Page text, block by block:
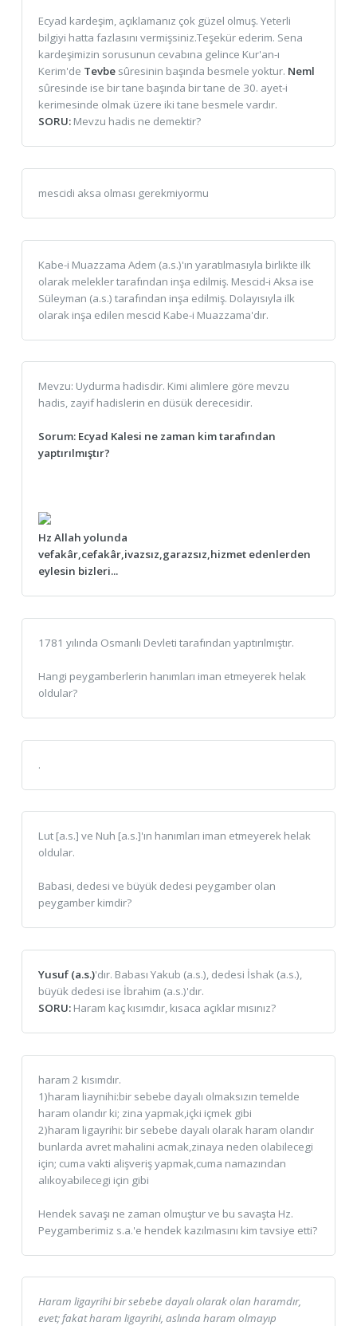
Ecyad kardeşim, açıklamanız çok güzel olmuş. Yeterli
bilgiyi hatta fazlasını vermişsiniz.Teşekür ederim. Sena
kardeşimizin sorusunun cevabına gelince Kur'an-ı
Kerim'de Tevbesûresinin başında besmele yoktur. Neml
sûresinde ise bir tane başında bir tane de 30. ayet-i
kerimesinde olmak üzere iki tane besmele vardır.
SORU:Mevzu hadis ne demektir?
mescidi aksa olması gerekmiyormu
Kabe-i Muazzama Adem (a.s.)'ın yaratılmasıyla birlikte ilk
olarak melekler tarafından inşa edilmiş. Mescid-i Aksa ise
Süleyman (a.s.) tarafından inşa edilmiş. Dolayısıyla ilk
olarak inşa edilen mescid Kabe-i Muazzama'dır.
Mevzu: Uydurma hadisdir. Kimi alimlere göre mevzu
hadis, zayif hadislerin en düsük derecesidir.
Sorum: Ecyad Kalesi ne zaman kim tarafından
yaptırılmıştır?
Hz Allah yolunda
vefakâr,cefakâr,ivazsız,garazsız,hizmet edenlerden
eylesin bizleri...
1781 yılında Osmanlı Devleti tarafından yaptırılmıştır.
Hangi peygamberlerin hanımları iman etmeyerek helak
oldular?
.
Lut [a.s.] ve Nuh [a.s.]'ın hanımları iman etmeyerek helak
oldular.
Babasi, dedesi ve büyük dedesi peygamber olan
peygamber kimdir?
Yusuf (a.s.)'dır. Babası Yakub (a.s.), dedesi İshak (a.s.),
büyük dedesi ise İbrahim (a.s.)'dır.
SORU:Haram kaç kısımdır, kısaca açıklar mısınız?
haram 2 kısımdır.
1)haram liaynihi:bir sebebe dayalı olmaksızın temelde
haram olandır ki; zina yapmak,içki içmek gibi
2)haram ligayrihi: bir sebebe dayalı olarak haram olandır
bunlarda avret mahalini acmak,zinaya neden olabilecegi
için; cuma vakti alişveriş yapmak,cuma namazından
alıkoyabilecegi için gibi
Hendek savaşı ne zaman olmuştur ve bu savaşta Hz.
Peygamberimiz s.a.'e hendek kazılmasını kim tavsiye etti?
Haram ligayrihi bir sebebe dayalı olarak olan haramdır,
evet; fakat haram ligayrihi, aslında haram olmayıp